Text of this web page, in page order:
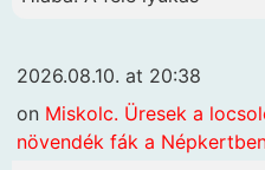
2026.08.10. at 20:38
on Miskolc. Üresek a
növendék fák a